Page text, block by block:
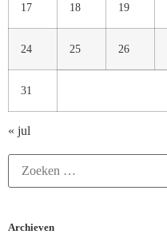
17 18 19
24 25 26
31
« jul
Archieven